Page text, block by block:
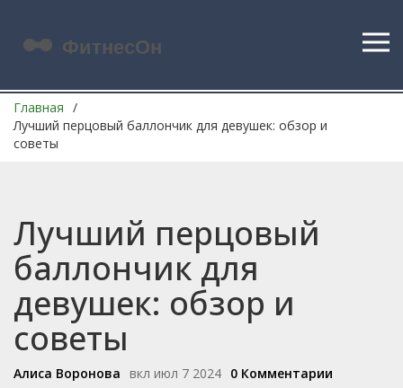
Главная
Лучший перцовый баллончик для девушек: обзор и
советы
Лучший перцовый
баллончик для
девушек: обзор и
советы
Алиса Воронова вкл июл 7 2024 0 Комментарии